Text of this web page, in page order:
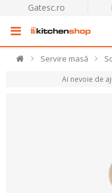
Gatesc.ro
Servire masă
Ai nevoie de